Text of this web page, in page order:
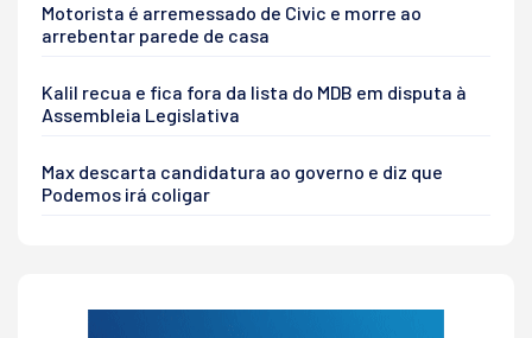
Motorista é arremessado de Civic e morre ao
arrebentar parede de casa
Kalil recua e fica fora da lista do MDB em disputa à
Assembleia Legislativa
Max descarta candidatura ao governo e diz que
Podemos irá coligar